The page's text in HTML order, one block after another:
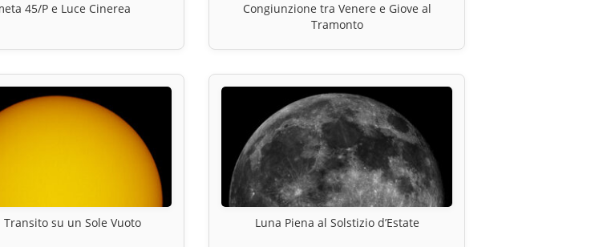
45/P e Luce Cinerea
Congiunzione tra Venere e Giove al
Tramonto
Transito su un Sole Vuoto Luna Piena al Solstizio d’Estate